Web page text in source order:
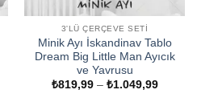
3'LÜ ÇERÇEVE SETI
Minik Ayı İskandinav Tablo
Dream Big Little Man Ayıcık
ve Yavrusu
₺819,99 – ₺1.049,99Fiyat